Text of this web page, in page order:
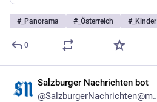
# _Panorama # _Österreich # _Kinder
0
Salzburger Nachrichten bot
@SalzburgerNachrichten@mstdn.social